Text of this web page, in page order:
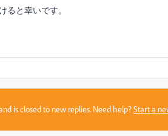
ると幸いです。
is closed to new replies. Need help?Start a